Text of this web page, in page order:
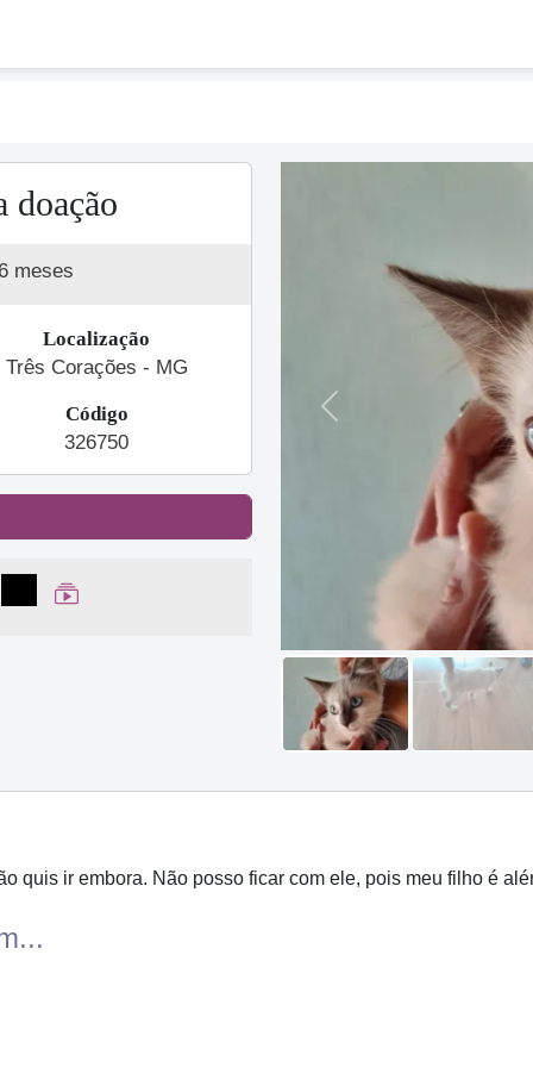
doação
meses
Localização
Três Corações - MG
Código
326750
no Facebook
no WhatsApp
Compartilhar
Ver Web Story
Previous
quis ir embora. Não posso ficar com ele, pois meu filho é